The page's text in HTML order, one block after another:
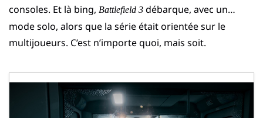
consoles. Et là bing, Battlefield 3 débarque, avec un…
mode solo, alors que la série était orientée sur le
multijoueurs. C’est n’importe quoi, mais soit.